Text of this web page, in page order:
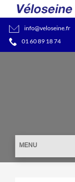
info@veloseine.fr
01 60 89 18 74
MENU